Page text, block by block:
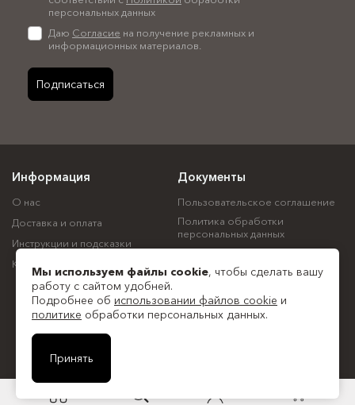
персональных данных
Даю Согласие на получение рекламных и
информационных материалов.
Подписаться
Информация
О нас
Доставка и оплата
Инструкции и подсказки
Контакты
Документы
Пользовательское соглашение
Политика обработки
персональных данных
Политика использования
файлов cookie
персональных данных
Все документы
Мы используем файлы cookie, чтобы сделать вашу
работу с сайтом удобней.
Подробнее об использовании файлов cookie и
политике обработки персональных данных.
Принять